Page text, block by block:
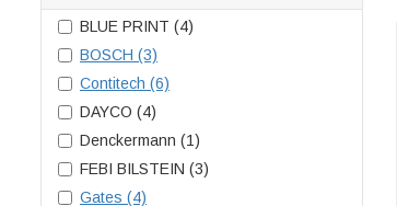
BLUE PRINT (4)
BOSCH (3)
Contitech (6)
DAYCO (4)
Denckermann (1)
FEBI BILSTEIN (3)
Gates (4)